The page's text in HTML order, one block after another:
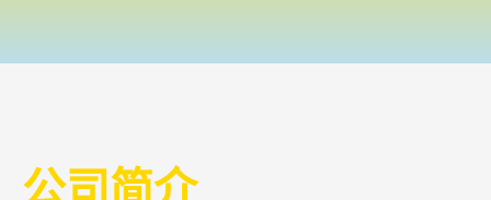
公司简介